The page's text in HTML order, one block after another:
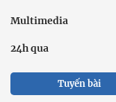
Multimedia
24h qua
Tuyến bài